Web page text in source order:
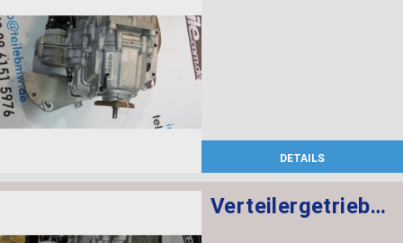
DETAILS
Verteilergetriebe ATC35L